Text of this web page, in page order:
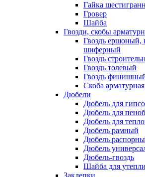
Гайка
Гровер
Шайба
Гвозди, скобы
Гвоздь ершоный,
шиферный
Гвоздь
Гвоздь толевый
Гвоздь
Скоба арматурная
Дюбели
Дюбель для
Дюбель для
Дюбель для
Дюбель рамный
Дюбель
Дюбель
Дюбель-гвоздь
Шайба для
Заклепки